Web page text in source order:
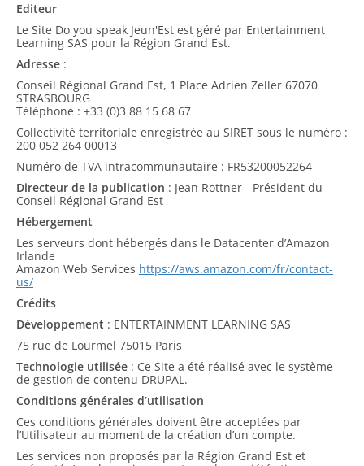
Editeur
Le Site Do you speak Jeun'Est est géré par Entertainment
Learning SAS pour la Région Grand Est.
Adresse :
Conseil Régional Grand Est, 1 Place Adrien Zeller 67070
STRASBOURG
Téléphone : +33 (0)3 88 15 68 67
Collectivité territoriale enregistrée au SIRET sous le numéro :
200 052 264 00013
Numéro de TVA intracommunautaire : FR53200052264
Directeur de la publication : Jean Rottner - Président du
Conseil Régional Grand Est
Hébergement
Les serveurs dont hébergés dans le Datacenter d’Amazon
Irlande
Amazon Web Services https://aws.amazon.com/fr/contact-
us/
Crédits
Développement : ENTERTAINMENT LEARNING SAS
75 rue de Lourmel 75015 Paris
Technologie utilisée : Ce Site a été réalisé avec le système
de gestion de contenu DRUPAL.
Conditions générales d’utilisation
Ces conditions générales doivent être acceptées par
l’Utilisateur au moment de la création d’un compte.
Les services non proposés par la Région Grand Est et